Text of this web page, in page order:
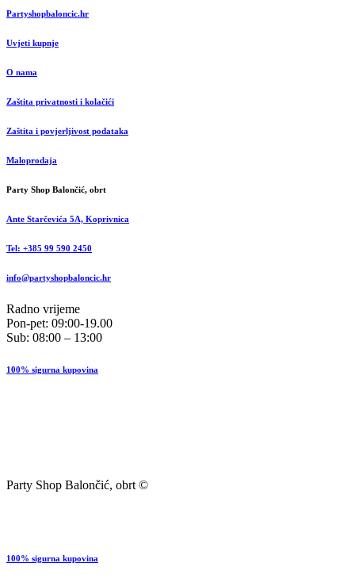
Partyshopbaloncic.hr
Uvjeti kupnje
O nama
Zaštita privatnosti i kolačići
Zaštita i povjerljivost podataka
Maloprodaja
Party Shop Balončić, obrt
Ante Starčevića 5A, Koprivnica
Tel: +385 99 590 2450
info@partyshopbaloncic.hr
Radno vrijeme
Pon-pet: 09:00-19.00
Sub: 08:00 – 13:00
100% sigurna kupovina
Party Shop Balončić, obrt ©
100% sigurna kupovina